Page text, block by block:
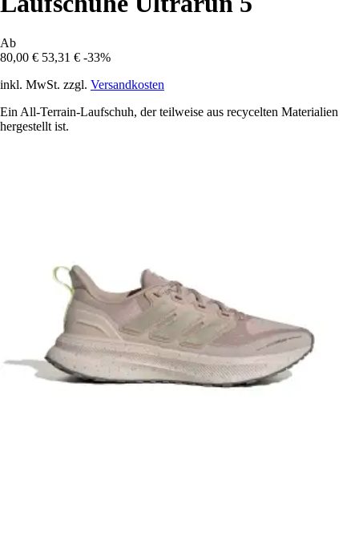
Ab
80,00 € 53,31 € -33%
inkl. MwSt. zzgl. Versandkosten
Ein All-Terrain-Laufschuh, der teilweise aus recycelten Materialien
hergestellt ist.